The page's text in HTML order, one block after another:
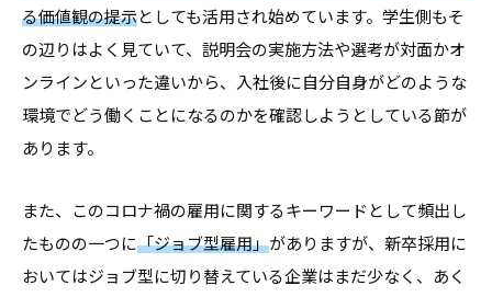
お
届
け
し
る価値観の提示としても活用され始めています。学生側もそ
の辺りはよく見ていて、説明会の実施方法や選考が対面かオ
ンラインといった違いから、入社後に自分自身がどのような
環境でどう働くことになるのかを確認しようとしている節が
あります。
また、このコロナ禍の雇用に関するキーワードとして頻出し
たものの一つに「ジョブ型雇用」がありますが、新卒採用に
おいてはジョブ型に切り替えている企業はまだ少なく、あく